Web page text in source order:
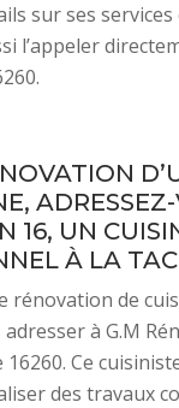
sur ses
l’appeler
16, UN
À LA
rénovation de
à G.M
16260. Ce
des travaux